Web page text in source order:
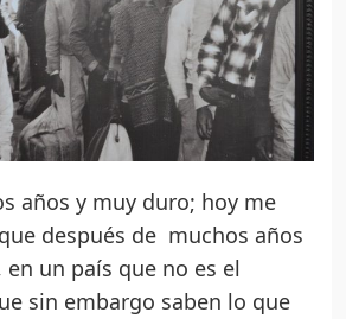
años y muy duro; hoy me
después de muchos años
un país que no es el
sin embargo saben lo que